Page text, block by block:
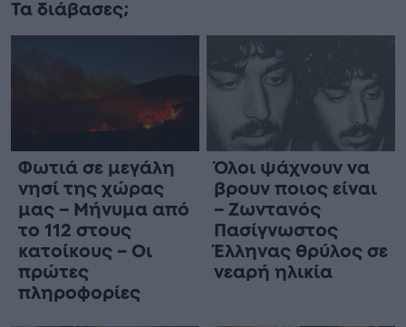
Τα διάβασες;
Φωτιά σε μεγάλη
νησί της χώρας
μας – Μήνυμα από
το 112 στους
κατοίκους – Οι
πρώτες
πληροφορίες
Όλοι ψάχνουν να
βρουν ποιος είναι
– Ζωντανός
Πασίγνωστος
Έλληνας θρύλος σε
νεαρή ηλικία